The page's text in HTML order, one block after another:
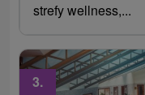
strefy wellness,...
3.